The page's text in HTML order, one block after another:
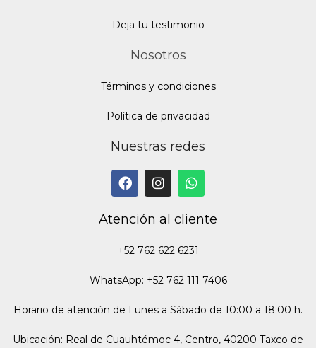
Deja tu testimonio
Nosotros
Términos y condiciones
Política de privacidad
Nuestras redes
Atención al cliente
+52 762 622 6231
WhatsApp: +52 762 111 7406
Horario de atención de Lunes a Sábado de 10:00 a 18:00 h.
Ubicación: Real de Cuauhtémoc 4, Centro, 40200 Taxco de